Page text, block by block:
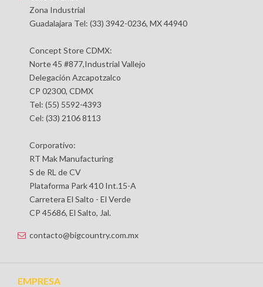
Zona Industrial
Guadalajara Tel: (33) 3942-0236, MX 44940
Concept Store CDMX:
Norte 45 #877,Industrial Vallejo
Delegación Azcapotzalco
CP 02300, CDMX
Tel: (55) 5592-4393
Cel: (33) 2106 8113
Corporativo:
RT Mak Manufacturing
S de RL de CV
Plataforma Park 410 Int.15-A
Carretera El Salto - El Verde
CP 45686, El Salto, Jal.
contacto@bigcountry.com.mx
EMPRESA